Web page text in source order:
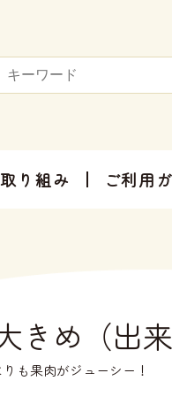
り組み ご利用
め（出来
も果肉がジューシー！